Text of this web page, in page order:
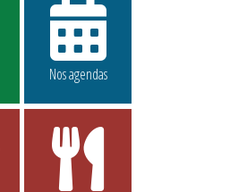
Nos agendas